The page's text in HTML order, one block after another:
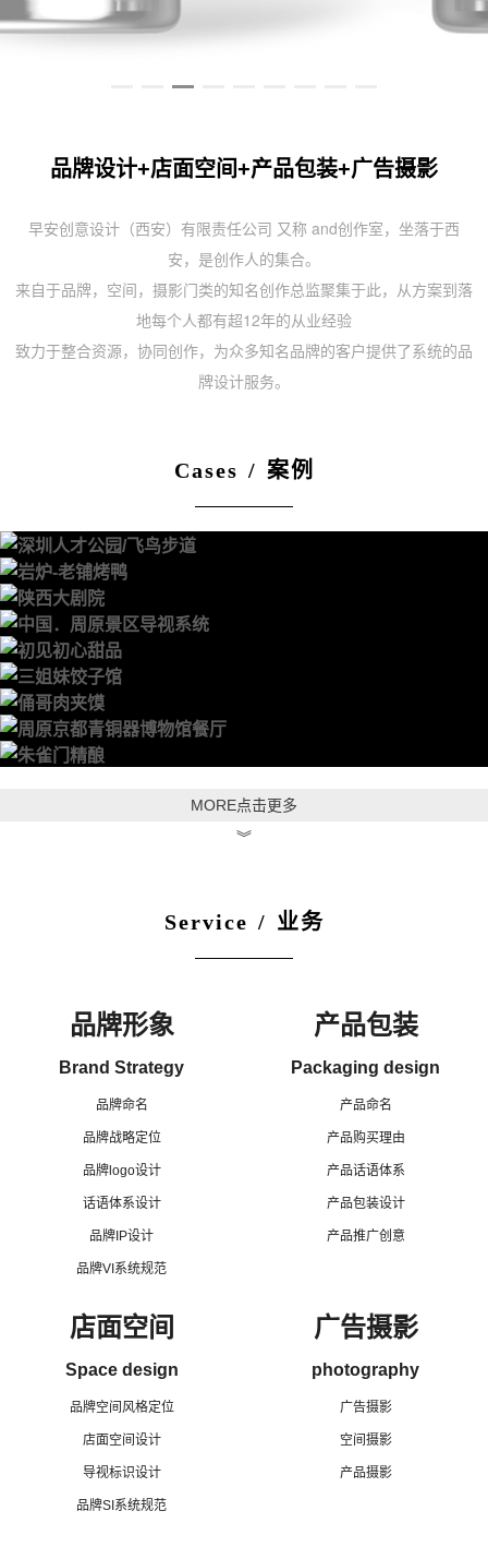
品牌设计+店面空间+产品包装+广告摄影
早安创意设计（西安）有限责任公司 又称 and创作室，坐落于西
安，是创作人的集合。
来自于品牌，空间，摄影门类的知名创作总监聚集于此，从方案到落
地每个人都有超12年的从业经验
致力于整合资源，协同创作，为众多知名品牌的客户提供了系统的品
牌设计服务。
Cases / 案例
MORE点击更多
︾
Service / 业务
品牌形象
Brand Strategy
品牌命名
品牌战略定位
品牌logo设计
话语体系设计
品牌IP设计
品牌VI系统规范
产品包装
Packaging design
产品命名
产品购买理由
产品话语体系
产品包装设计
产品推广创意
店面空间
Space design
品牌空间风格定位
店面空间设计
导视标识设计
品牌SI系统规范
广告摄影
photography
广告摄影
空间摄影
产品摄影